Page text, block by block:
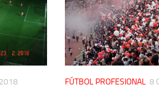
FÚTBOL PROFESIONAL 8